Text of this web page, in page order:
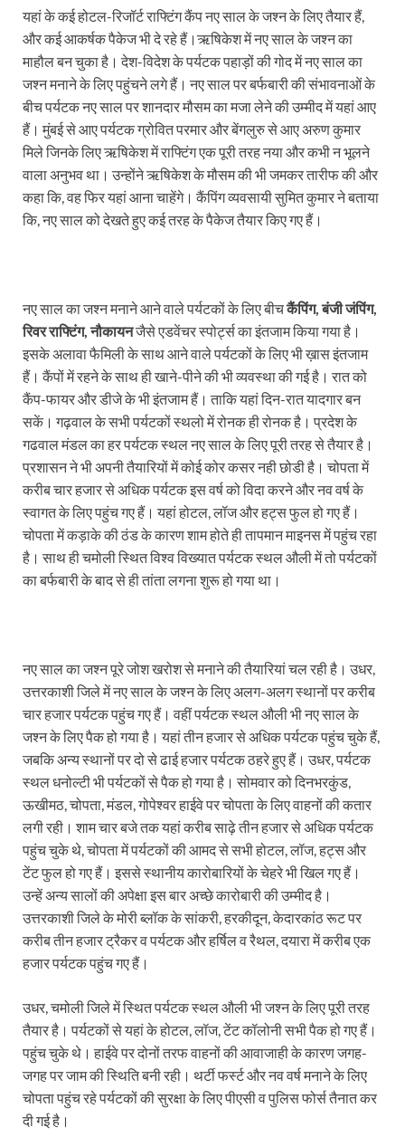
यहां के कई होटल-रिजॉर्ट राफ्टिंग कैंप नए साल के जश्न के लिए तैयार हैं,
और कई आकर्षक पैकेज भी दे रहे हैं।ऋषिकेश में नए साल के जश्न का
माहौल बन चुका है। देश-विदेश के पर्यटक पहाड़ों की गोद में नए साल का
जश्न मनाने के लिए पहुंचने लगे हैं। नए साल पर बर्फबारी की संभावनाओं के
बीच पर्यटक नए साल पर शानदार मौसम का मजा लेने की उम्मीद में यहां आए
हैं। मुंबई से आए पर्यटक ग्रोवित परमार और बेंगलुरु से आए अरुण कुमार
मिले जिनके लिए ऋषिकेश में राफ्टिंग एक पूरी तरह नया और कभी न भूलने
वाला अनुभव था। उन्होंने ऋषिकेश के मौसम की भी जमकर तारीफ की और
कहा कि, वह फिर यहां आना चाहेंगे। कैंपिंग व्यवसायी सुमित कुमार ने बताया
कि, नए साल को देखते हुए कई तरह के पैकेज तैयार किए गए हैं।
नए साल का जश्न मनाने आने वाले पर्यटकों के लिए बीचकैंपिंग, बंजी जंपिंग,
रिवर राफ्टिंग, नौकायनजैसे एडवेंचर स्पोर्ट्स का इंतजाम किया गया है।
इसके अलावा फैमिली के साथ आने वाले पर्यटकों के लिए भी ख़ास इंतजाम
हैं। कैंपों में रहने के साथ ही खाने-पीने की भी व्यवस्था की गई है। रात को
कैंप-फायर और डीजे के भी इंतजाम हैं। ताकि यहां दिन-रात यादगार बन
सकें। गढ़वाल के सभी पर्यटकों स्थलो में रोनक ही रोनक है। प्रदेश के
गढवाल मंडल का हर पर्यटक स्थल नए साल के लिए पूरी तरह से तैयार है।
प्रशासन ने भी अपनी तैयारियों में कोई कोर कसर नही छोडी है। चोपता में
करीब चार हजार से अधिक पर्यटक इस वर्ष को विदा करने और नव वर्ष के
स्वागत के लिए पहुंच गए हैं। यहां होटल, लॉज और हट्स फुल हो गए हैं।
चोपता में कड़ाके की ठंड के कारण शाम होते ही तापमान माइनस में पहुंच रहा
है। साथ ही चमोली स्थित विश्व विख्यात पर्यटक स्थल औली में तो पर्यटकों
का बर्फबारी के बाद से ही तांता लगना शुरू हो गया था।
नए साल का जश्न पूरे जोश खरोश से मनाने की तैयारियां चल रही है। उधर,
उत्तरकाशी जिले में नए साल के जश्न के लिए अलग-अलग स्थानों पर करीब
चार हजार पर्यटक पहुंच गए हैं। वहीं पर्यटक स्थल औली भी नए साल के
जश्न के लिए पैक हो गया है। यहां तीन हजार से अधिक पर्यटक पहुंच चुके हैं,
जबकि अन्य स्थानों पर दो से ढाई हजार पर्यटक ठहरे हुए हैं। उधर, पर्यटक
स्थल धनोल्टी भी पर्यटकों से पैक हो गया है। सोमवार को दिनभरकुंड,
ऊखीमठ, चोपता, मंडल, गोपेश्वर हाईवे पर चोपता के लिए वाहनों की कतार
लगी रही। शाम चार बजे तक यहां करीब साढ़े तीन हजार से अधिक पर्यटक
पहुंच चुके थे, चोपता में पर्यटकों की आमद से सभी होटल, लॉज, हट्स और
टेंट फुल हो गए हैं। इससे स्थानीय कारोबारियों के चेहरे भी खिल गए हैं।
उन्हें अन्य सालों की अपेक्षा इस बार अच्छे कारोबारी की उम्मीद है।
उत्तरकाशी जिले के मोरी ब्लॉक के सांकरी, हरकीदून, केदारकांठ रूट पर
करीब तीन हजार ट्रैकर व पर्यटक और हर्षिल व रैथल, दयारा में करीब एक
हजार पर्यटक पहुंच गए हैं।
उधर, चमोली जिले में स्थित पर्यटक स्थल औली भी जश्न के लिए पूरी तरह
तैयार है। पर्यटकों से यहां के होटल, लॉज, टेंट कॉलोनी सभी पैक हो गए हैं।
पहुंच चुके थे। हाईवे पर दोनों तरफ वाहनों की आवाजाही के कारण जगह-
जगह पर जाम की स्थिति बनी रही। थर्टी फर्स्ट और नव वर्ष मनाने के लिए
चोपता पहुंच रहे पर्यटकों की सुरक्षा के लिए पीएसी व पुलिस फोर्स तैनात कर
दी गई है।